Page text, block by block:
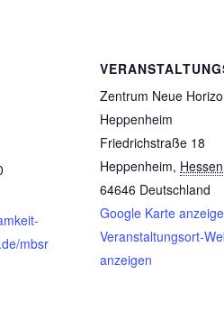
mbsr
Zentrum Neue
Heppenheim
Friedrichstraße 18
Heppenheim, Hessen
64646 Deutschland
Google Karte
Veranstaltungsort-
anzeigen